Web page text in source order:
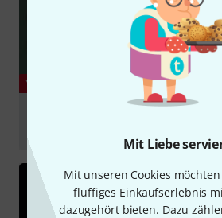
Mit Liebe
Mit unseren Cookies
fluffiges Einkaufserlebnis
dazugehört bieten. Dazu
YOUTUBE
abspielen